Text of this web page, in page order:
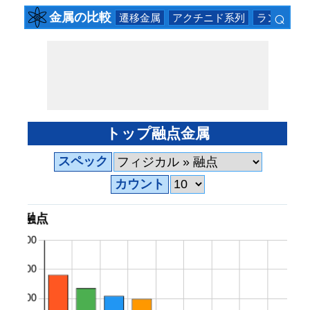
金属の比較 遷移金属 アクチニド系列 ランタニ
⌕
トップ融点金属
スペック
カウント